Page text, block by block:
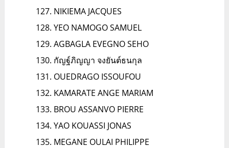
NIKIEMA JACQUES
YEO NAMOGO SAMUEL
AGBAGLA EVEGNO SEHO
กัญฐ์ภิญญา จงยันต์ธนกุล
OUEDRAGO ISSOUFOU
KAMARATE ANGE MARIAM
BROU ASSANVO PIERRE
YAO KOUASSI JONAS
MEGANE OULAI PHILIPPE